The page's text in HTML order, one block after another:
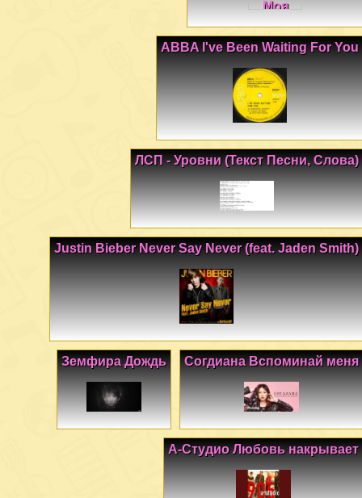
ABBA I've Been Waiting For You
ЛСП - Уровни (Текст Песни, Слова)
Justin Bieber Never Say Never (feat. Jaden Smith)
Согдиана Вспоминай меня
Земфира Дождь
А-Студио Любовь накрывает